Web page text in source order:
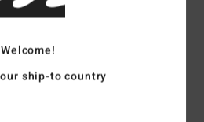
Welcome!
ship-to country